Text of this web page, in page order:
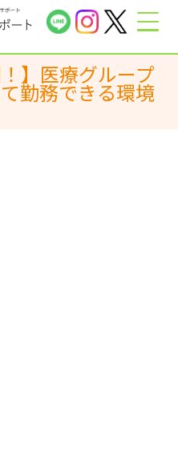
】医療グループ
勤務できる環境